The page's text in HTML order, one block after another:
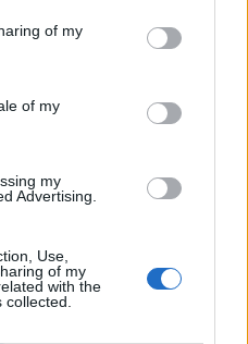
of my
of my
my
Advertising.
Use,
of my
with the
излязоха в